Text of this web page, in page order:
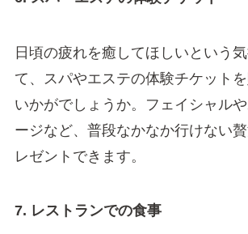
日頃の疲れを癒してほしいという
て、スパやエステの体験チケット
いかがでしょうか。フェイシャル
ージなど、普段なかなか行けない
レゼントできます。
7. レストランでの食事